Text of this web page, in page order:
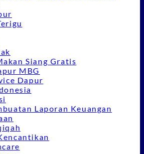
Siang Gratis
MBG
Dapur
Laporan Keuangan